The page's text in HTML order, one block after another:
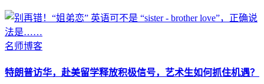
名师博客
特朗普访华，赴美留学释放积极信号，艺术生如何抓住机遇？